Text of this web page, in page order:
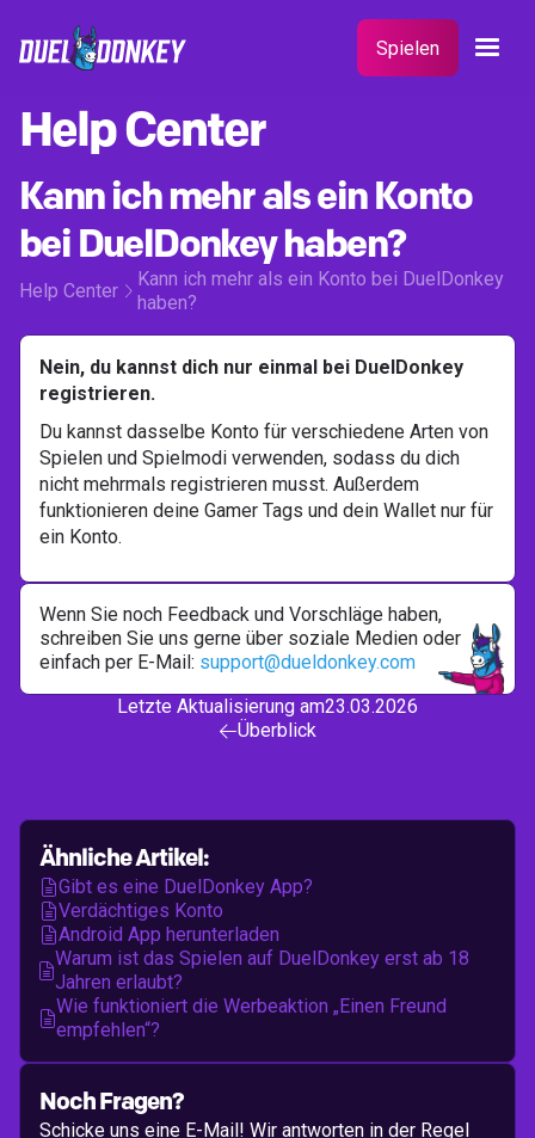
Spielen
Help Center
Kann ich mehr als ein Konto
bei DuelDonkey haben?
Help Center
Kann ich mehr als ein Konto bei DuelDonkey
haben?
Nein, du kannst dich nur einmal bei DuelDonkey
registrieren.
Du kannst dasselbe Konto für verschiedene Arten von
Spielen und Spielmodi verwenden, sodass du dich
nicht mehrmals registrieren musst. Außerdem
funktionieren deine Gamer Tags und dein Wallet nur für
ein Konto.
Wenn Sie noch Feedback und Vorschläge haben,
schreiben Sie uns gerne über soziale Medien oder
einfach per E-Mail: support@dueldonkey.com
Überblick
Letzte Aktualisierung am23.03.2026
Ähnliche Artikel:
Gibt es eine DuelDonkey App?
Verdächtiges Konto
Android App herunterladen

Warum ist das Spielen auf DuelDonkey erst ab 18
Jahren erlaubt?

Wie funktioniert die Werbeaktion „Einen Freund
empfehlen“?
Noch Fragen?
Schicke uns eine E-Mail! Wir antworten in der Regel